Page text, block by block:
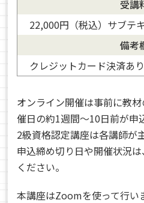
受講
22,000円（税込）サブテ
備考
クレジットカード決済あり
オンライン開催は事前に教
催日の約1週間～10日前が申
2級資格認定講座は各講師が
申込締め切り日や開催状況
ください。
本講座はZoomを使って行い